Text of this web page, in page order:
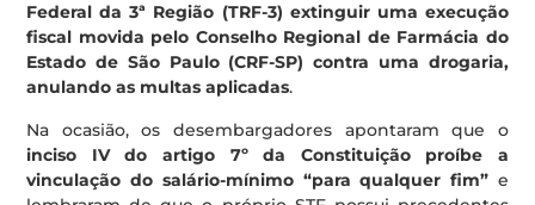
Federal da 3ª Região (TRF-3) extinguir uma execução
fiscal movida pelo Conselho Regional de Farmácia do
Estado de São Paulo (CRF-SP) contra uma drogaria,
anulando as multas aplicadas.
Na ocasião, os desembargadores apontaram que o
inciso IV do artigo 7º da Constituição proíbe a
vinculação do salário-mínimo “para qualquer fim”e